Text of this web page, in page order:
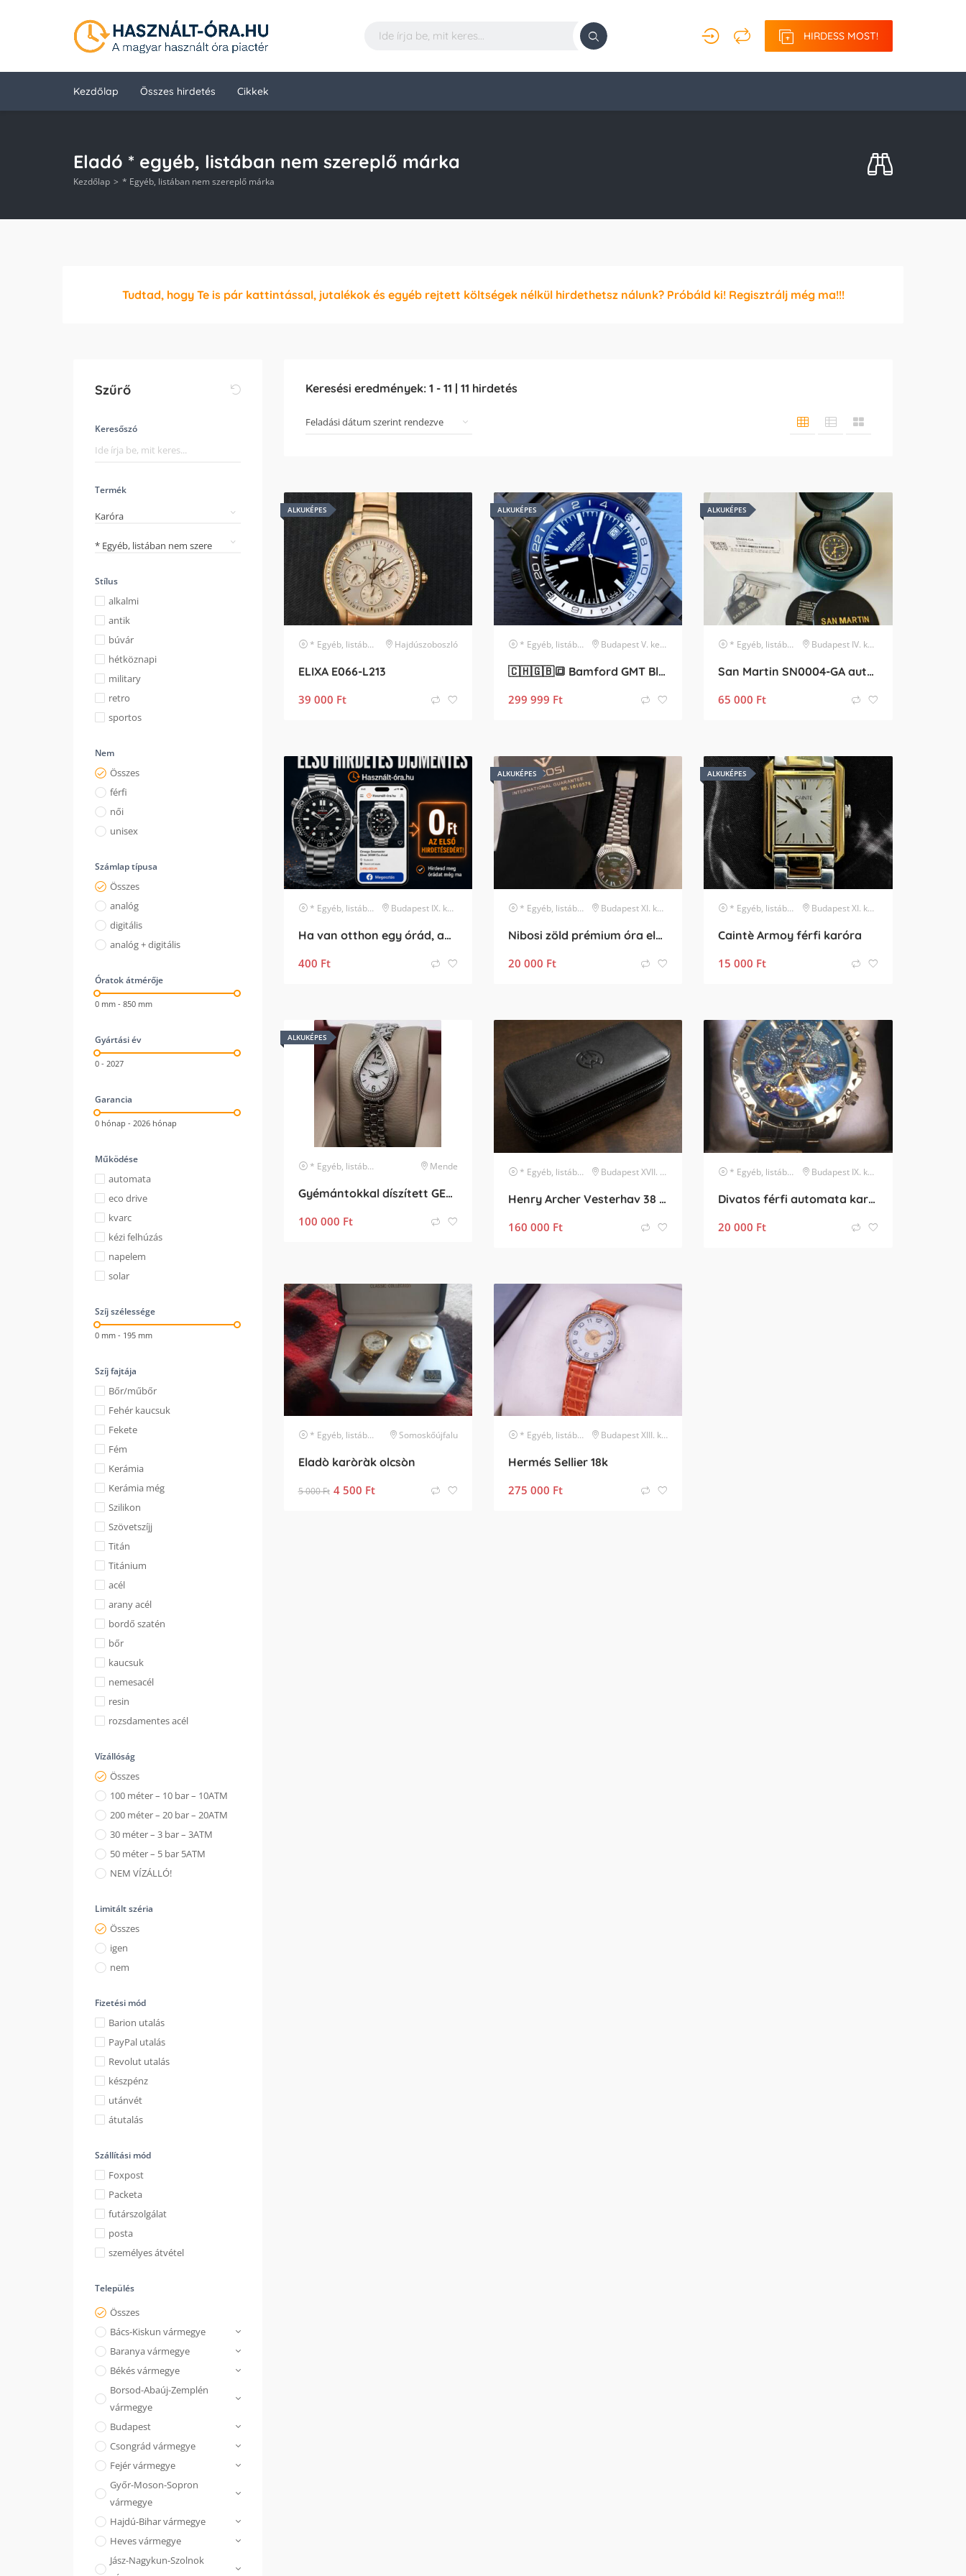
HIRDESS MOST!
Kezdőlap Összes hirdetés Cikkek
Eladó * egyéb, listában nem szereplő márka
Kezdőlap * Egyéb, listában nem szereplő márka
Tudtad, hogy Te is pár kattintással, jutalékok és egyéb rejtett költségek nélkül hirdethetsz nálunk? Próbáld ki! Regisztrálj még ma!!!
Szűrő
Keresőszó
Termék
Karóra
* Egyéb, listában nem szereplő márka
Stílus
alkalmi
antik
búvár
hétköznapi
military
retro
sportos
Nem
Összes
férfi
női
unisex
Számlap típusa
Összes
analóg
digitális
analóg + digitális
Óratok átmérője
0 mm - 850 mm
Gyártási év
0 - 2027
Garancia
0 hónap - 2026 hónap
Működése
automata
eco drive
kvarc
kézi felhúzás
napelem
solar
Szíj szélessége
0 mm - 195 mm
Szíj fajtája
Bőr/műbőr
Fehér kaucsuk
Fekete
Fém
Kerámia
Kerámia még
Szilikon
Szövetszíjj
Titán
Titánium
acél
arany acél
bordő szatén
bőr
kaucsuk
nemesacél
resin
rozsdamentes acél
Vízállóság
Összes
100 méter – 10 bar – 10ATM
200 méter – 20 bar – 20ATM
30 méter – 3 bar – 3ATM
50 méter – 5 bar 5ATM
NEM VÍZÁLLÓ!
Limitált széria
Összes
igen
nem
Fizetési mód
Barion utalás
PayPal utalás
Revolut utalás
készpénz
utánvét
átutalás
Szállítási mód
Foxpost
Packeta
futárszolgálat
posta
személyes átvétel
Település
Összes
Bács-Kiskun vármegye
Baranya vármegye
Békés vármegye
Borsod-Abaúj-Zemplén
vármegye
Budapest
Csongrád vármegye
Fejér vármegye
Győr-Moson-Sopron
vármegye
Hajdú-Bihar vármegye
Heves vármegye
Jász-Nagykun-Szolnok
Keresési eredmények: 1 - 11 | 11 hirdetés
ALKUKÉPES
* Egyéb, listában nem szereplő márka Hajdúszoboszló
ELIXA E066-L213
39 000 Ft
ALKUKÉPES
* Egyéb, listában nem szereplő márka Budapest V. kerület
🇨🇭🇬🇧🔳 Bamford GMT Black-White DLC 🔳🇬🇧🇨🇭
299 999 Ft
ALKUKÉPES
* Egyéb, listában nem szereplő márka Budapest IV. kerület
San Martin SN0004-GA automata búváróra
65 000 Ft
* Egyéb, listában nem szereplő márka Budapest IX. kerület
Ha van otthon egy órád, amit már nem hordasz, töltsd fel ide!
400 Ft
ALKUKÉPES
* Egyéb, listában nem szereplő márka Budapest XI. kerület
Nibosi zöld prémium óra eladó
20 000 Ft
ALKUKÉPES
* Egyéb, listában nem szereplő márka Budapest XI. kerület
Caintè Armoy férfi karóra
15 000 Ft
ALKUKÉPES
* Egyéb, listában nem szereplő márka Mende
Gyémántokkal díszített GEOVANI női karóra
100 000 Ft
* Egyéb, listában nem szereplő márka Budapest XVII. kerület
Henry Archer Vesterhav 38 Skyglint – Újszerű, 2028 Feb
160 000 Ft
* Egyéb, listában nem szereplő márka Budapest IX. kerület
Divatos férfi automata karóra elado
20 000 Ft
* Egyéb, listában nem szereplő márka Somoskőújfalu
Eladò karòràk olcsòn
5 000Ft 4 500 Ft
* Egyéb, listában nem szereplő márka Budapest XIII. kerület
Hermés Sellier 18k
275 000 Ft